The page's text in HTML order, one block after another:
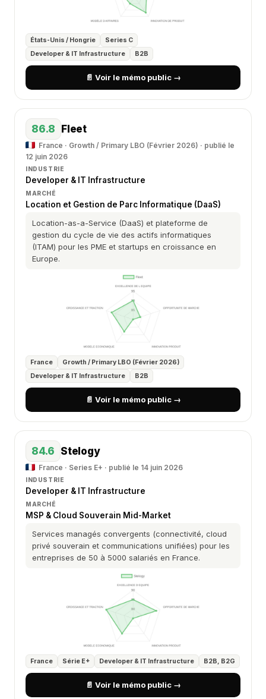
États-Unis / Hongrie
Series C
Developer & IT Infrastructure
B2B
📄 Voir le mémo public →
86.8 Fleet
France · Growth / Primary LBO (Février 2026) · publié le
12 juin 2026
INDUSTRIE
Developer & IT Infrastructure
MARCHÉ
Location et Gestion de Parc Informatique (DaaS)
Location-as-a-Service (DaaS) et plateforme de
gestion du cycle de vie des actifs informatiques
(ITAM) pour les PME et startups en croissance en
Europe.
France
Growth / Primary LBO (Février 2026)
Developer & IT Infrastructure
B2B
📄 Voir le mémo public →
84.6 Stelogy
France · Series E+ · publié le 14 juin 2026
INDUSTRIE
Developer & IT Infrastructure
MARCHÉ
MSP & Cloud Souverain Mid-Market
Services managés convergents (connectivité, cloud
privé souverain et communications unifiées) pour les
entreprises de 50 à 5000 salariés en France.
France Série E+ Developer & IT Infrastructure B2B, B2G
📄 Voir le mémo public →